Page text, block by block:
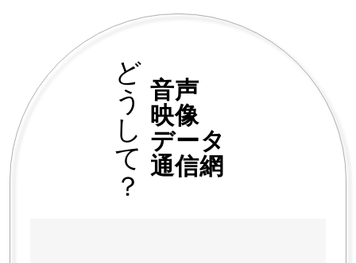
ど
う
し
て
？
音声
映像
データ
通信網